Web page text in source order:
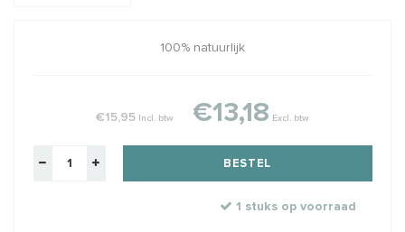
100% natuurlijk
€15,95 Incl. btw €13,18 Excl. btw
BESTEL
1 stuks op voorraad